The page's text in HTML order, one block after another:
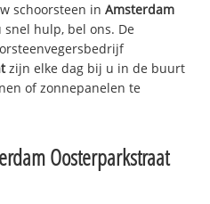
schoorsteen inAmsterdam
hulp, bel ons. De
zijn elke dag bij u in de buurt
of zonnepanelen te
Oosterparkstraat